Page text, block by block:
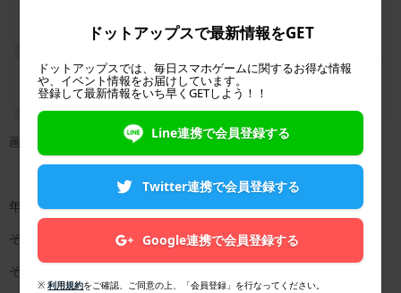
画像：著者撮影
年賀状のデザインを決め、宛名書きも終わり印刷が完了した後、
そのまま年賀状を出してしまうのも良いですが、
それぞれの送る相手に一言でも言葉を添えたいですよね。
ドットアップスで最新情報をGET
ドットアップスでは、毎日スマホゲームに関するお得な情報
や、イベント情報をお届けしています。
登録して最新情報をいち早くGETしよう！！
Line連携で会員登録する
Twitter連携で会員登録する
Google連携で会員登録する
※利用規約をご確認、ご同意の上、「会員登録」を行なってください。